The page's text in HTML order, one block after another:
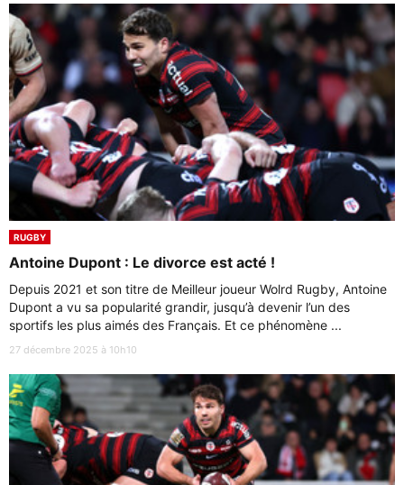
RUGBY
Antoine Dupont : Le divorce est acté !
Depuis 2021 et son titre de Meilleur joueur Wolrd Rugby, Antoine
Dupont a vu sa popularité grandir, jusqu’à devenir l’un des
sportifs les plus aimés des Français. Et ce phénomène ...
27 décembre 2025 à 10h10